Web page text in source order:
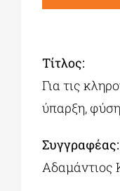
ΧΩΡΟΙ ΤΕΧΝΗΣ
ΕΚΔΗΛΩΣΕΙΣ
Τίτλος:
Για τις
ύπαρξη,
Συγγραφέας:
Αδαμάντιος